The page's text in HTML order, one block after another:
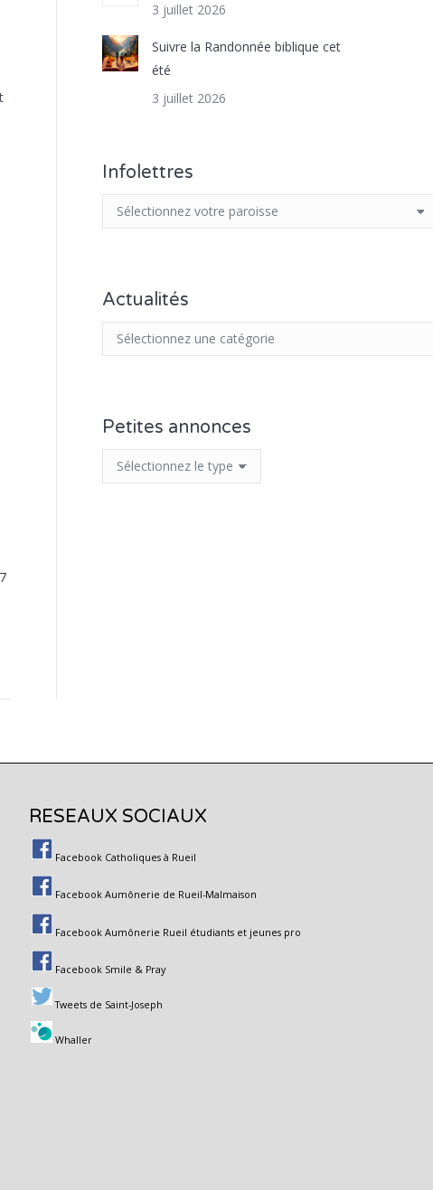
3 juillet 2026
Suivre la Randonnée biblique cet
été
3 juillet 2026
Infolettres
Actualités
Petites annonces
RESEAUX SOCIAUX
Facebook Catholiques à Rueil
Facebook Aumônerie de Rueil-Malmaison
Facebook Aumônerie Rueil étudiants et jeunes pro
Facebook Smile & Pray
Tweets de Saint-Joseph
Whaller